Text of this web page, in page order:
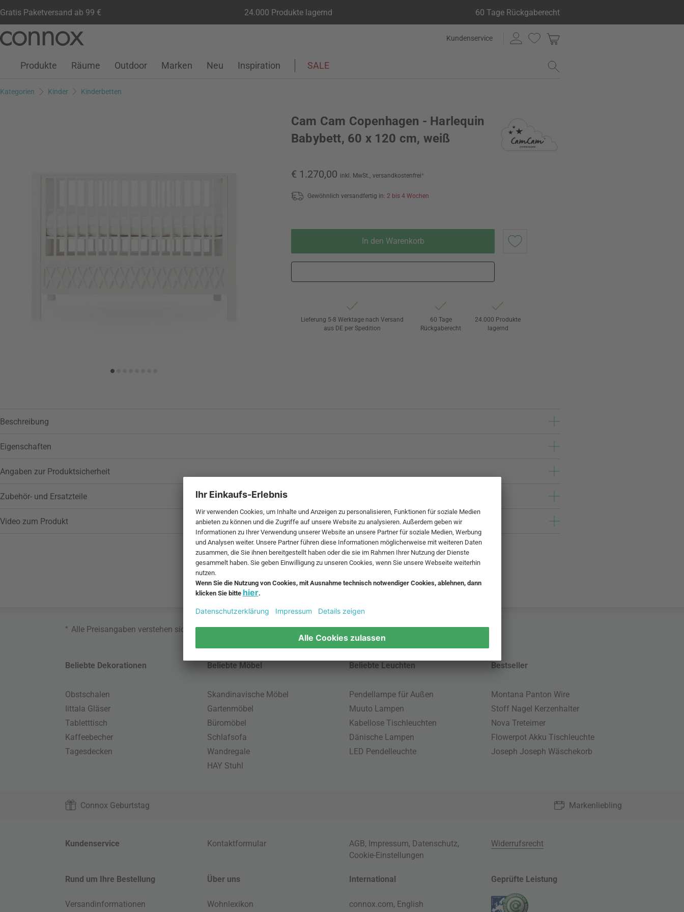
Gratis Paketversand ab 99 € 24.000 Produkte lagernd 60 Tage Rückgaberecht
Seiteninhalt
Suchfeld
Kundenservice
Kundenkonto
Wunschliste
Warenkorb
Produkte Räume Outdoor Marken Neu Inspiration SALE
Kategorien Kinder Kinderbetten
Cam Cam Copenhagen - Harlequin
Babybett, 60 x 120 cm, weiß
€ 1.270,00 inkl. MwSt., versandkostenfrei*
Gewöhnlich versandfertig in: 2 bis 4 Wochen
In den Warenkorb
Wunschliste hinzufügen
Lieferung 5-8 Werktage nach Versand
aus DE per Spedition
60 Tage
Rückgaberecht
24.000 Produkte
lagernd
Beschreibung
Eigenschaften
Angaben zur Produktsicherheit
Zubehör- und Ersatzteile
Video zum Produkt
* Alle Preisangaben verstehen sich inklusive MwSt. und zzgl.Versandkosten.
Beliebte Dekorationen
Obstschalen
Iittala Gläser
Tabletttisch
Kaffeebecher
Tagesdecken
Beliebte Möbel
Skandinavische Möbel
Gartenmöbel
Büromöbel
Schlafsofa
Wandregale
HAY Stuhl
Beliebte Leuchten
Pendellampe für Außen
Muuto Lampen
Kabellose Tischleuchten
Dänische Lampen
LED Pendelleuchte
Bestseller
Montana Panton Wire
Stoff Nagel Kerzenhalter
Nova Treteimer
Flowerpot Akku Tischleuchte
Joseph Joseph Wäschekorb
Connox Geburtstag Markenliebling
Kundenservice Kontaktformular AGB, Impressum, Datenschutz,
Cookie-Einstellungen
Widerrufsrecht
Rund um Ihre Bestellung
Versandinformationen
Über uns
Wohnlexikon
International
connox.com, English
Geprüfte Leistung